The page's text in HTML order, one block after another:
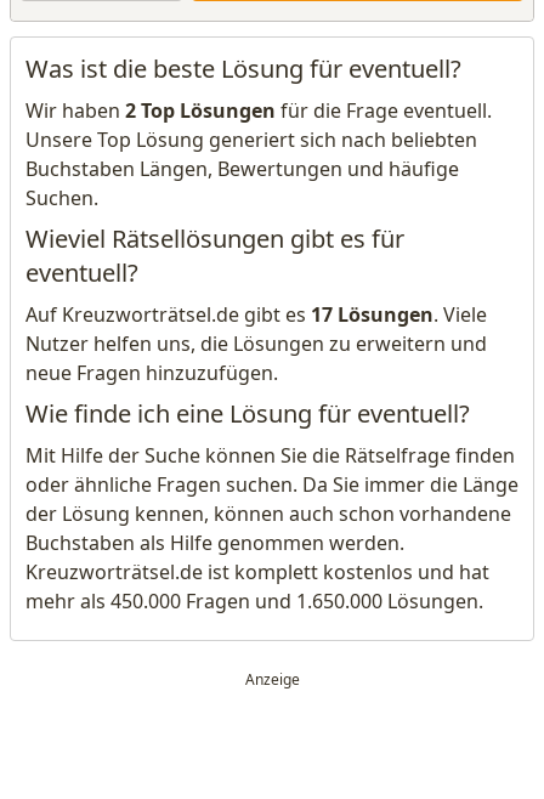
Was ist die beste Lösung für eventuell?
Wir haben 2 Top Lösungen für die Frage eventuell.
Unsere Top Lösung generiert sich nach beliebten
Buchstaben Längen, Bewertungen und häufige
Suchen.
Wieviel Rätsellösungen gibt es für
eventuell?
Auf Kreuzworträtsel.de gibt es 17 Lösungen. Viele
Nutzer helfen uns, die Lösungen zu erweitern und
neue Fragen hinzuzufügen.
Wie finde ich eine Lösung für eventuell?
Mit Hilfe der Suche können Sie die Rätselfrage finden
oder ähnliche Fragen suchen. Da Sie immer die Länge
der Lösung kennen, können auch schon vorhandene
Buchstaben als Hilfe genommen werden.
Kreuzworträtsel.de ist komplett kostenlos und hat
mehr als 450.000 Fragen und 1.650.000 Lösungen.